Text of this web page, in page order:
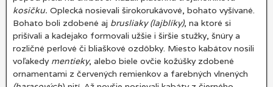
kosičku. Oplecká nosievali širokorukávové, bohato vyšívané.
Bohato boli zdobené aj brusliaky (lajblíky), na ktoré si
prišívali a kadejako formovali užšie i širšie stužky, šnúry a
rozličné perlové či bliaškové ozdôbky. Miesto kabátov nosili
voľakedy mentieky, alebo biele ovčie kožúšky zdobené
ornamentami z červených remienkov a farebných vlnených